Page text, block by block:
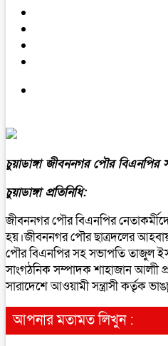
চুয়াডাঙ্গা জীবননগর পৌর বিএনপির
চুয়াডাঙ্গা প্রতিনিধি:
জীবননগর পৌর বিএনপির
হয়।জীবননগর পৌর ছাত্রদলের
পৌর বিএনপির সহ সভাপতি তাজুল
সাংগঠনিক সম্পাদক শাহাজান আলাী
সারাদেশে আওয়ামী সন্ত্রাসী কর্তৃক
আপনার মতামত লিখুন :